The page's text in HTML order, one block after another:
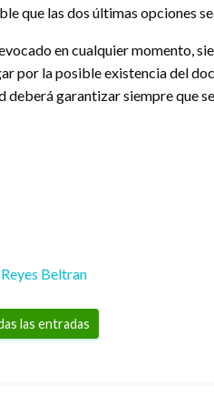
que las dos últimas opciones
en cualquier momento,
por la posible existencia del
garantizar siempre que
Beltran
las entradas